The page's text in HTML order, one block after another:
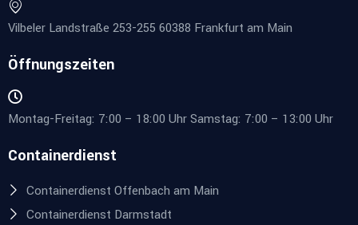
Vilbeler Landstraße 253-255 60388 Frankfurt am Main
Öffnungszeiten
Montag-Freitag: 7:00 – 18:00 Uhr Samstag: 7:00 – 13:00 Uhr
Containerdienst
Containerdienst Offenbach am Main
Containerdienst Darmstadt